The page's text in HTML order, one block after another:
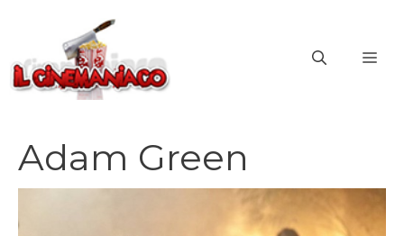
contenuto
Adam Green